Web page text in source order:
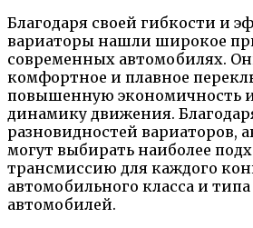
Благодаря своей гибкости и
вариаторы нашли широкое
современных автомобилях.
комфортное и плавное
повышенную экономичность
динамику движения.
разновидностей вариаторов,
могут выбирать наиболее
трансмиссию для каждого
автомобильного класса и
автомобилей.